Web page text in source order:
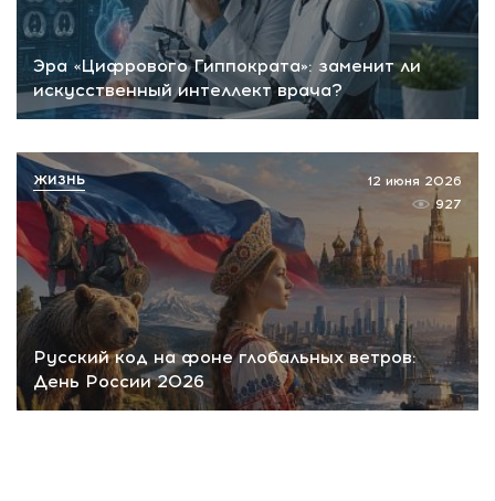
Эра «Цифрового Гиппократа»: заменит ли
искусственный интеллект врача?
Русский код на фоне глобальных ветров:
День России 2026
12 июня 2026
927
ЖИЗНЬ